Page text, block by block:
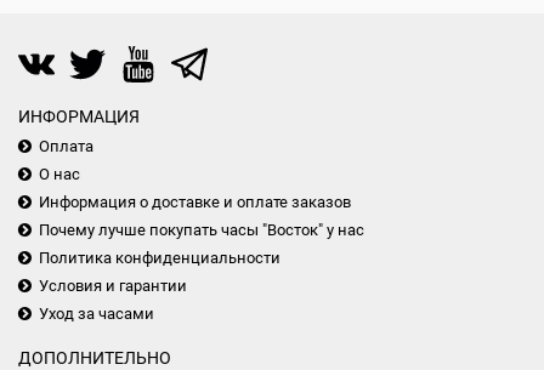
ИНФОРМАЦИЯ
Оплата
О нас
Информация о доставке и оплате заказов
Почему лучше покупать часы "Восток" у нас
Политика конфиденциальности
Условия и гарантии
Уход за часами
ДОПОЛНИТЕЛЬНО